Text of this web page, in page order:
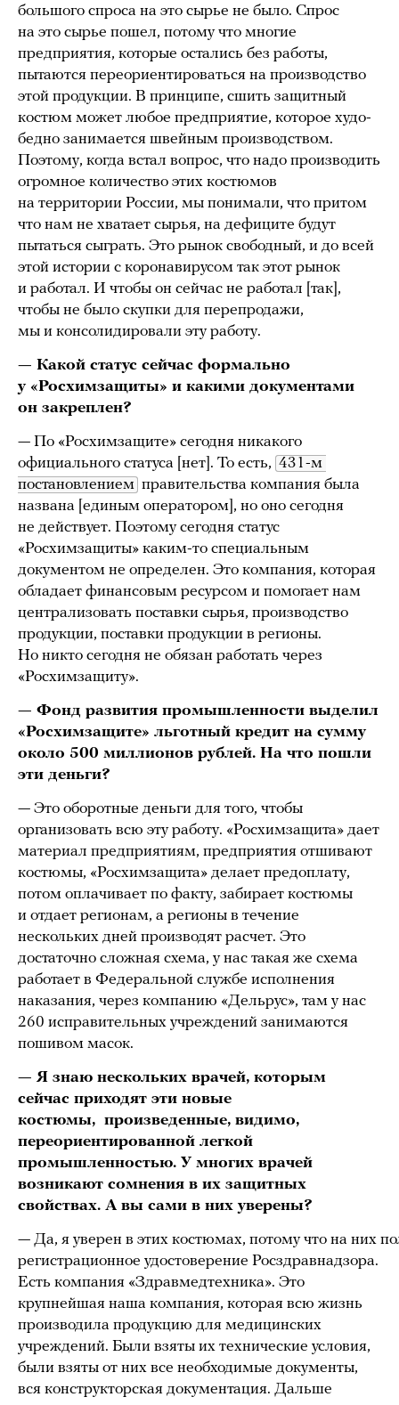
большого спроса на это сырье не было. Спрос
на это сырье пошел, потому что многие
предприятия, которые остались без работы,
пытаются переориентироваться на производство
этой продукции. В принципе, сшить защитный
костюм может любое предприятие, которое худо-
бедно занимается швейным производством.
Поэтому, когда встал вопрос, что надо производить
огромное количество этих костюмов
на территории России, мы понимали, что притом
что нам не хватает сырья, на дефиците будут
пытаться сыграть. Это рынок свободный, и до всей
этой истории с коронавирусом так этот рынок
и работал. И чтобы он сейчас не работал [так],
чтобы не было скупки для перепродажи,
мы и консолидировали эту работу.
— Какой статус сейчас формально
у «Росхимзащиты» и какими документами
он закреплен?
— По «Росхимзащите» сегодня никакого
официального статуса [нет]. То есть, 431-м
постановлением правительства компания была
названа [единым оператором], но оно сегодня
не действует. Поэтому сегодня статус
«Росхимзащиты» каким-то специальным
документом не определен. Это компания, которая
обладает финансовым ресурсом и помогает нам
централизовать поставки сырья, производство
продукции, поставки продукции в регионы.
Но никто сегодня не обязан работать через
«Росхимзащиту».
— Фонд развития промышленности выделил
«Росхимзащите» льготный кредит на сумму
около 500 миллионов рублей. На что пошли
эти деньги?
— Это оборотные деньги для того, чтобы
организовать всю эту работу. «Росхимзащита» дает
материал предприятиям, предприятия отшивают
костюмы, «Росхимзащита» делает предоплату,
потом оплачивает по факту, забирает костюмы
и отдает регионам, а регионы в течение
нескольких дней производят расчет. Это
достаточно сложная схема, у нас такая же схема
работает в Федеральной службе исполнения
наказания, через компанию «Дельрус», там у нас
260 исправительных учреждений занимаются
пошивом масок.
— Я знаю нескольких врачей, которым
сейчас приходят эти новые
костюмы, произведенные, видимо,
переориентированной легкой
промышленностью. У многих врачей
возникают сомнения в их защитных
свойствах. А вы сами в них уверены?
— Да, я уверен в этих костюмах, потому что на них
регистрационное удостоверение Росздравнадзора.
Есть компания «Здравмедтехника». Это
крупнейшая наша компания, которая всю жизнь
производила продукцию для медицинских
учреждений. Были взяты их технические условия,
были взяты от них все необходимые документы,
вся конструкторская документация. Дальше